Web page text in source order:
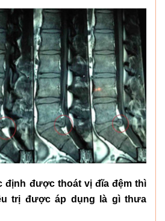
định được thoát vị đĩa đệm thì
trị được áp dụng là gì thưa